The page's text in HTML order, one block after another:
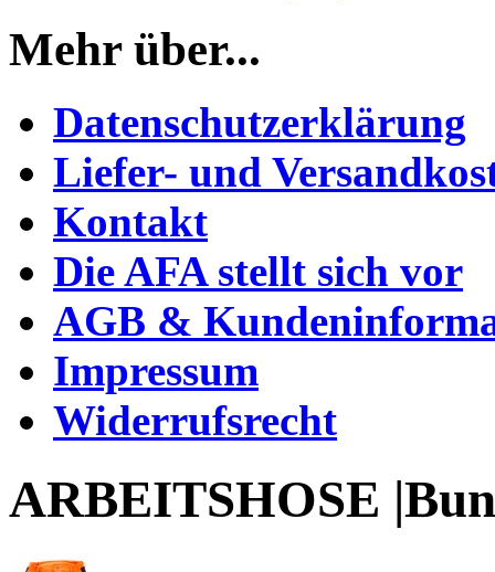
Mehr über...
Datenschutzerklärung
Liefer- und
Kontakt
Die AFA stellt sich vor
AGB &
Impressum
Widerrufsrecht
ARBEITSHOSE